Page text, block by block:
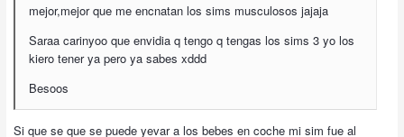
mejor,mejor que me encnatan los sims musculosos jajaja
Saraa carinyoo que envidia q tengo q tengas los sims 3 yo los
kiero tener ya pero ya sabes xddd
Besoos
Si que se que se puede yevar a los bebes en coche mi sim fue al